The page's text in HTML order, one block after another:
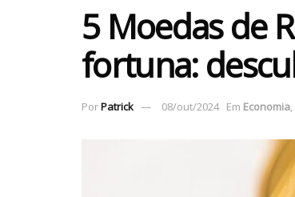
5 Moedas de
fortuna:
PorPatrick 08/out/2024 Em Economia,